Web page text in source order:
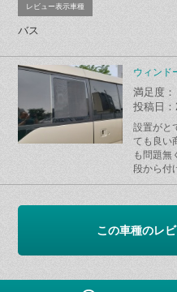
レビュー表示車種
バス
ウィンド
満足度：
投稿日
設置がと
ても良い
も問題無
段から付
この車種のレ